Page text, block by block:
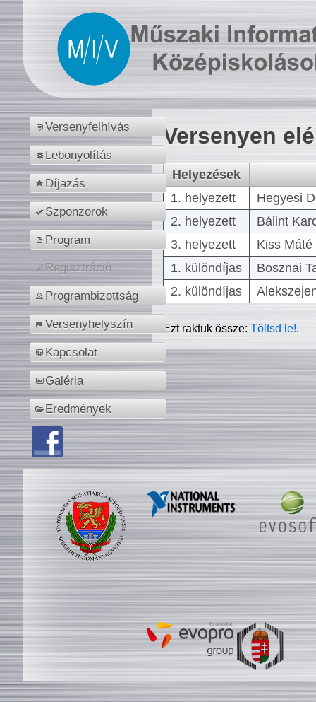
Versenyfelhívás
Lebonyolítás
Díjazás
Szponzorok
Program
Regisztráció
Programbizottság
Versenyhelyszín
Kapcsolat
Galéria
Eredmények
Versenyen
Helyezések
1. helyezett
Hegyesi
2. helyezett
Bálint
3. helyezett
Kiss
1. különdíjas
Bosznai
2. különdíjas
Ezt raktuk össze:Töltsd le!.